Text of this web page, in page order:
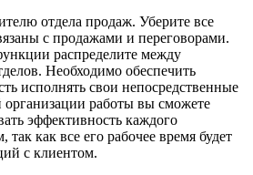
отдела продаж. Уберите все
с продажами и переговорами.
распределите между
Необходимо обеспечить
исполнять свои непосредственные
организации работы вы сможете
эффективность каждого
как все его рабочее время будет
с клиентом.